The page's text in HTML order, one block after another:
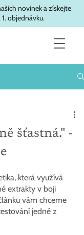
novinek a získejte
objednávku.
šťastná." -
která využívá
extrakty v boji
vám chceme
jedné z